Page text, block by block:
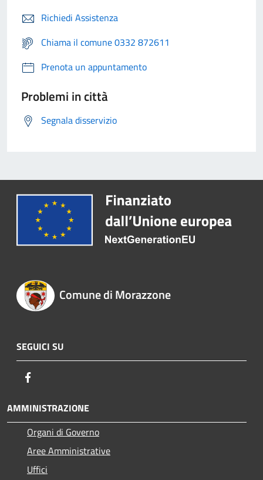
Richiedi Assistenza
Chiama il comune 0332 872611
Prenota un appuntamento
Problemi in città
Segnala disservizio
Comune di Morazzone
SEGUICI SU
AMMINISTRAZIONE
Organi di Governo
Aree Amministrative
Uffici